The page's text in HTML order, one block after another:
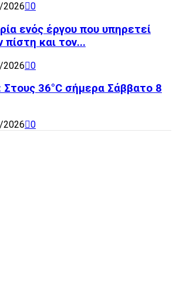
0
ενός έργου που υπηρετεί
πίστη και τον...
0
Στους 36°C σήμερα Σάββατο 8
0